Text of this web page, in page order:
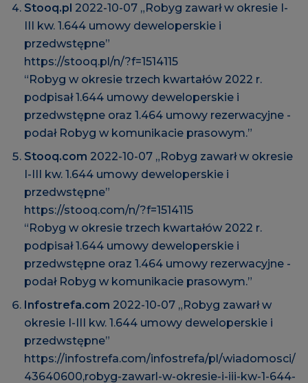
Stooq.pl 2022-10-07 „Robyg zawarł w okresie I-
III kw. 1.644 umowy deweloperskie i
przedwstępne”
https://stooq.pl/n/?f=1514115
“Robyg w okresie trzech kwartałów 2022 r.
podpisał 1.644 umowy deweloperskie i
przedwstępne oraz 1.464 umowy rezerwacyjne -
podał Robyg w komunikacie prasowym.”
Stooq.com 2022-10-07 „Robyg zawarł w okresie
I-III kw. 1.644 umowy deweloperskie i
przedwstępne”
https://stooq.com/n/?f=1514115
“Robyg w okresie trzech kwartałów 2022 r.
podpisał 1.644 umowy deweloperskie i
przedwstępne oraz 1.464 umowy rezerwacyjne -
podał Robyg w komunikacie prasowym.”
Infostrefa.com 2022-10-07 „Robyg zawarł w
okresie I-III kw. 1.644 umowy deweloperskie i
przedwstępne”
https://infostrefa.com/infostrefa/pl/wiadomosci/
43640600,robyg-zawarl-w-okresie-i-iii-kw-1-644-